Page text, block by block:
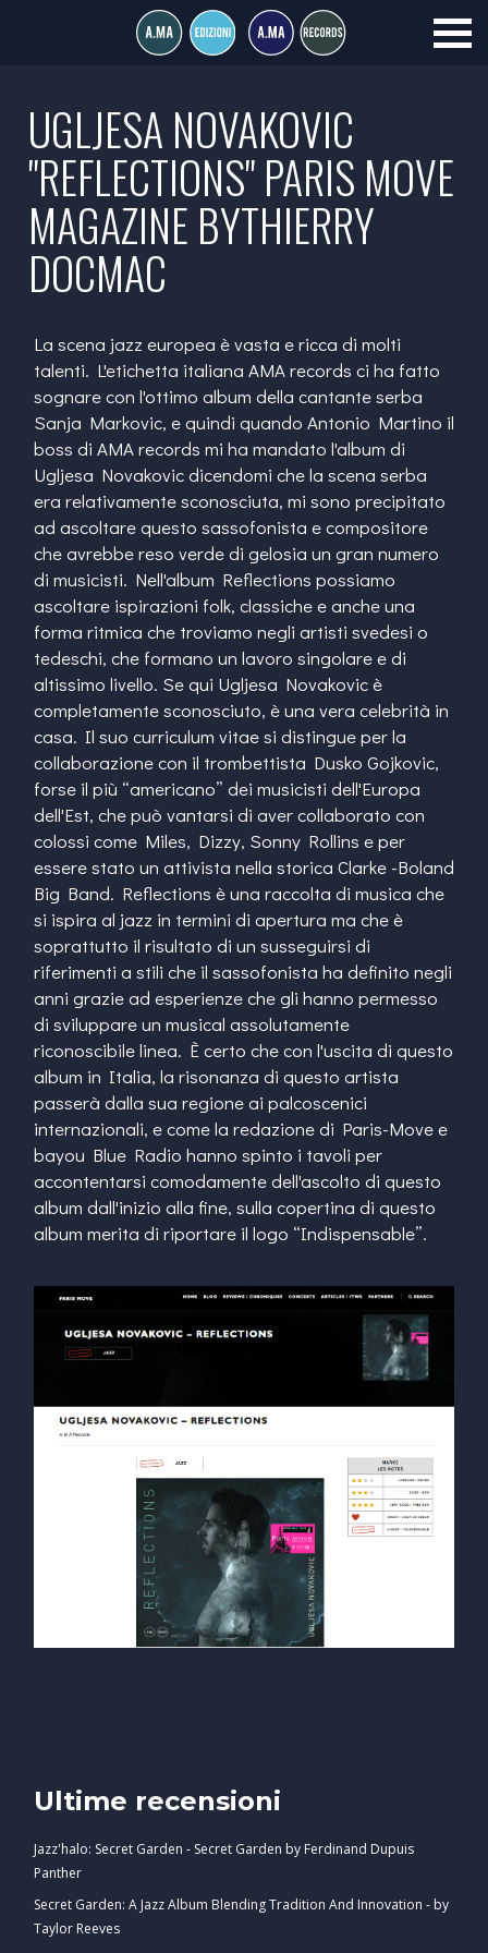
UGLJESA NOVAKOVIC
"REFLECTIONS" PARIS MOVE
MAGAZINE BYTHIERRY
DOCMAC
La scena jazz europea è vasta e ricca di molti
talenti. L'etichetta italiana AMA records ci ha fatto
sognare con l'ottimo album della cantante serba
Sanja Markovic, e quindi quando Antonio Martino il
boss di AMA records mi ha mandato l'album di
Ugljesa Novakovic dicendomi che la scena serba
era relativamente sconosciuta, mi sono precipitato
ad ascoltare questo sassofonista e compositore
che avrebbe reso verde di gelosia un gran numero
di musicisti. Nell'album Reflections possiamo
ascoltare ispirazioni folk, classiche e anche una
forma ritmica che troviamo negli artisti svedesi o
tedeschi, che formano un lavoro singolare e di
altissimo livello. Se qui Ugljesa Novakovic è
completamente sconosciuto, è una vera celebrità in
casa. Il suo curriculum vitae si distingue per la
collaborazione con il trombettista Dusko Gojkovic,
forse il più “americano” dei musicisti dell'Europa
dell'Est, che può vantarsi di aver collaborato con
colossi come Miles, Dizzy, Sonny Rollins e per
essere stato un attivista nella storica Clarke -Boland
Big Band. Reflections è una raccolta di musica che
si ispira al jazz in termini di apertura ma che è
soprattutto il risultato di un susseguirsi di
riferimenti a stili che il sassofonista ha definito negli
anni grazie ad esperienze che gli hanno permesso
di sviluppare un musical assolutamente
riconoscibile linea. È certo che con l'uscita di questo
album in Italia, la risonanza di questo artista
passerà dalla sua regione ai palcoscenici
internazionali, e come la redazione di Paris-Move e
bayou Blue Radio hanno spinto i tavoli per
accontentarsi comodamente dell'ascolto di questo
album dall'inizio alla fine, sulla copertina di questo
album merita di riportare il logo “Indispensable”.
Ultime recensioni
Jazz'halo: Secret Garden - Secret Garden by Ferdinand Dupuis
Panther
Secret Garden: A Jazz Album Blending Tradition And Innovation - by
Taylor Reeves